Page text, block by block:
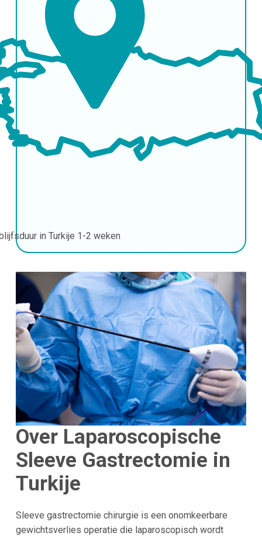
in Turkije 1-2 weken
Over Laparoscopische
Sleeve Gastrectomie in
Turkije
Sleeve gastrectomie chirurgie is een onomkeerbare
gewichtsverlies operatie die laparoscopisch wordt